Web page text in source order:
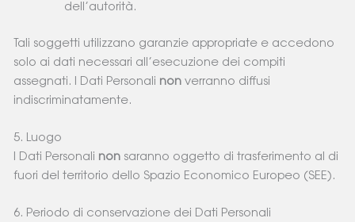
dell’autorità.
Tali soggetti utilizzano garanzie appropriate e accedono
solo ai dati necessari all’esecuzione dei compiti
assegnati. I Dati Personali non verranno diffusi
indiscriminatamente.
5. Luogo
I Dati Personali non saranno oggetto di trasferimento al di
fuori del territorio dello Spazio Economico Europeo (SEE).
6. Periodo di conservazione dei Dati Personali